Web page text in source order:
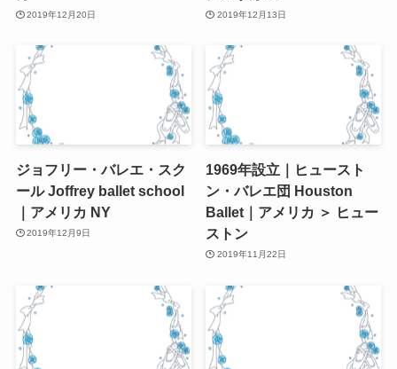
2019年12月20日 2019年12月13日
ジョフリー・バレエ・スク
ール Joffrey ballet school
｜アメリカ NY
2019年12月9日
1969年設立｜ヒュースト
ン・バレエ団 Houston
Ballet｜アメリカ ＞ ヒュー
ストン
2019年11月22日